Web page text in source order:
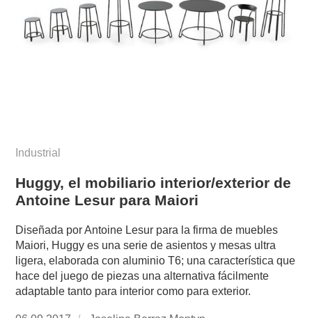
Industrial
Huggy, el mobiliario interior/exterior de
Antoine Lesur para Maiori
Diseñada por Antoine Lesur para la firma de muebles
Maiori, Huggy es una serie de asientos y mesas ultra
ligera, elaborada con aluminio T6; una característica que
hace del juego de piezas una alternativa fácilmente
adaptable tanto para interior como para exterior.